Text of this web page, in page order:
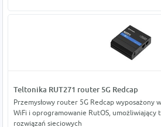
Teltonika RUT271 router 5G Redcap
Przemysłowy router 5G Redcap wyposażony
WiFi i oprogramowanie RutOS, umożliwiający
rozwiązań sieciowych